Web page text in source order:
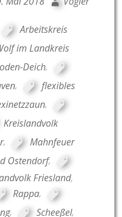
Arbeitskreis
im Landkreis
Deich,
,
flexibles
,
Kreislandvolk
,
Mahnfeuer
Ostendorf,
Friesland,
Rappa,
, Scheeßel,